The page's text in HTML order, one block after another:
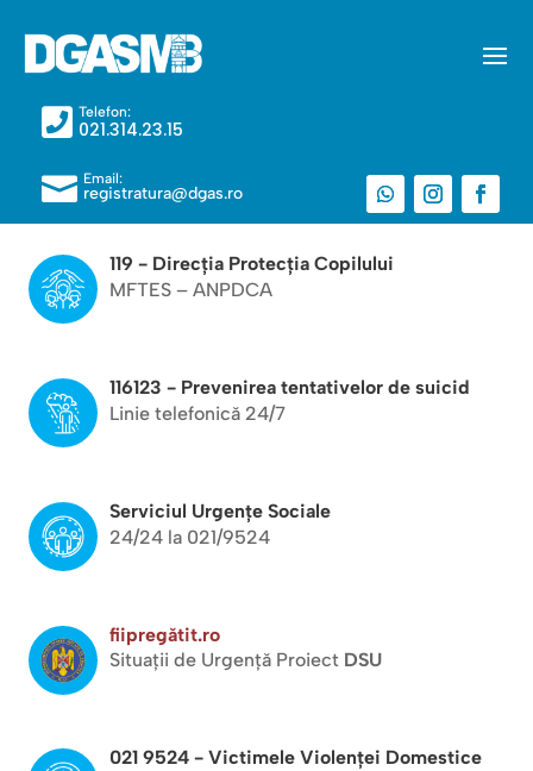
 Telefon:
021.314.23.15
 Email:
registratura@dgas.ro
119 - Direcția Protecția Copilului
MFTES – ANPDCA
116123 - Prevenirea tentativelor de suicid
Linie telefonică 24/7
Serviciul Urgențe Sociale
24/24 la 021/9524
fiipregătit.ro
Situații de Urgență Proiect DSU
021 9524 - Victimele Violenței Domestice